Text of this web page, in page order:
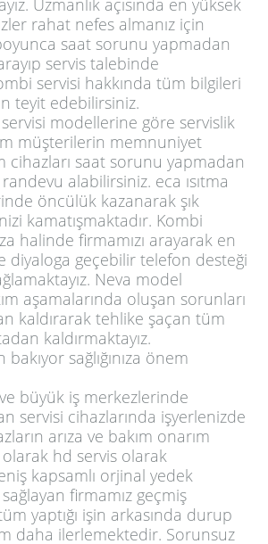
Uzmanlık açısında en yüksek
rahat nefes almanız için
saat sorunu yapmadan
servis talebinde
servisi hakkında tüm bilgileri
teyit edebilirsiniz.
servisi modellerine göre servislik
müşterilerin memnuniyet
saat sorunu yapmadan
alabilirsiniz. eca ısıtma
öncülük kazanarak şık
kamatışmaktadır. Kombi
halinde firmamızı arayarak en
diyaloga geçebilir telefon desteği
Neva model
aşamalarında oluşan sorunları
kaldırarak tehlike şaçan tüm
kaldırmaktayız.
sağlığınıza önem
büyük iş merkezlerinde
servisi cihazlarında işyerlenizde
arıza ve bakım onarım
hd servis olarak
kapsamlı orjinal yedek
firmamız geçmiş
yaptığı işin arkasında durup
daha ilerlemektedir. Sorunsuz